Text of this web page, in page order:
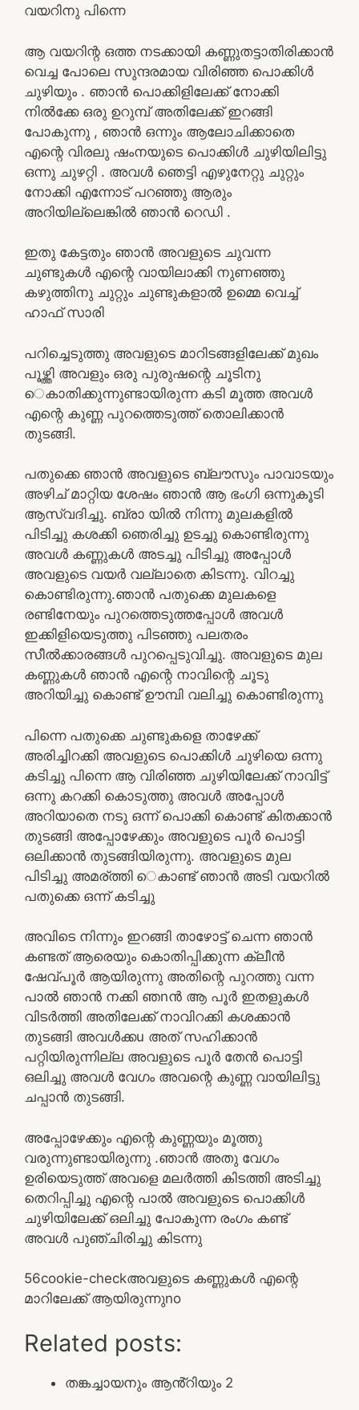
വയറിനു പിന്നെ
ആ വയറിന്റ ഒത്ത നടക്കായി കണ്ണുതട്ടാതിരിക്കാൻ
വെച്ച പോലെ സുന്ദരമായ വിരിഞ്ഞ പൊക്കിൾ
ചുഴിയും . ഞാൻ പൊക്കിളിലേക്ക് നോക്കി
നിൽക്കേ ഒരു ഉറുമ്പ് അതിലേക്ക് ഇറങ്ങി
പോകുന്നു , ഞാൻ ഒന്നും ആലോചിക്കാതെ
എന്റെ വിരലു ഷംനയുടെ പൊക്കിൾ ചുഴിയിലിട്ടു
ഒന്നു ചുഴറ്റി . അവൾ ഞെട്ടി എഴുനേറ്റു ചുറ്റും
നോക്കി എന്നോട് പറഞ്ഞു ആരും
അറിയില്ലെങ്കിൽ ഞാൻ റെഡി .
ഇതു കേട്ടതും ഞാൻ അവളുടെ ചുവന്ന
ചുണ്ടുകൾ എന്റെ വായിലാക്കി നുണഞ്ഞു
കഴുത്തിനു ചുറ്റും ചുണ്ടുകളാൽ ഉമ്മെ വെച്ച്
ഹാഫ് സാരി
പറിച്ചെടുത്തു അവളുടെ മാറിടങ്ങളിലേക്ക് മുഖം
പൂഴ്ത്തി അവളും ഒരു പുരുഷന്റെ ചൂടിനു
െകാതിക്കുന്നുണ്ടായിരുന്ന കടി മൂത്ത അവൾ
എന്റെ കുണ്ണ പുറത്തെടുത്ത് തൊലിക്കാൻ
തുടങ്ങി.
പതുക്കെ ഞാൻ അവളുടെ ബ്ലൗസും പാവാടയും
അഴിച് മാറ്റിയ ശേഷം ഞാൻ ആ ഭംഗി ഒന്നുകൂടി
ആസ്വദിച്ചു. ബ്രാ യിൽ നിന്നു മുലകളിൽ
പിടിച്ചു കശക്കി ഞെരിച്ചു ഉടച്ചു കൊണ്ടിരുന്നു
അവൾ കണ്ണുകൾ അടച്ചു പിടിച്ചു അപ്പോൾ
അവളുടെ വയർ വല്ലാതെ കിടന്നു. വിറച്ചു
കൊണ്ടിരുന്നു.ഞാൻ പതുക്കെ മുലകളെ
രണ്ടിനേയും പുറത്തെടുത്തപ്പോൾ അവൾ
ഇക്കിളിയെടുത്തു പിടഞ്ഞു പലതരം
സീൽക്കാരങ്ങൾ പുറപ്പെടുവിച്ചു. അവളുടെ മുല
കണ്ണുകൾ ഞാൻ എന്റെ നാവിന്റെ ചൂടു
അറിയിച്ചു കൊണ്ട് ഊമ്പി വലിച്ചു കൊണ്ടിരുന്നു
പിന്നെ പതുക്കെ ചുണ്ടുകളെ താഴേക്ക്
അരിച്ചിറക്കി അവളുടെ പൊക്കിൾ ചുഴിയെ ഒന്നു
കടിച്ചു പിന്നെ ആ വിരിഞ്ഞ ചുഴിയിലേക്ക് നാവിട്ട്
ഒന്നു കറക്കി കൊടുത്തു അവൾ അപ്പോൾ
അറിയാതെ നടു ഒന്ന് പൊക്കി കൊണ്ട് കിതക്കാൻ
തുടങ്ങി അപ്പോഴേക്കും അവളുടെ പൂർ പൊട്ടി
ഒലിക്കാൻ തുടങ്ങിയിരുന്നു. അവളുടെ മുല
പിടിച്ചു അമര്ത്തി െകാണ്ട് ഞാൻ അടി വയറിൽ
പതുക്കെ ഒന്ന് കടിച്ചു
അവിടെ നിന്നും ഇറങ്ങി താഴോട്ട് ചെന്ന ഞാൻ
കണ്ടത് ആരെയും കൊതിപ്പിക്കുന്ന ക്ലീൻ
ഷേവ്പൂർ ആയിരുന്നു അതിന്റെ പുറത്തു വന്ന
പാൽ ഞാൻ നക്കി ഞnൻ ആ പൂർ ഇതളുകൾ
വിടർത്തി അതിലേക്ക് നാവിറക്കി കശക്കാൻ
തുടങ്ങി അവൾക്കu അത് സഹിക്കാൻ
പറ്റിയിരുന്നില്ല അവളുടെ പൂർ തേൻ പൊട്ടി
ഒലിച്ചു അവൾ വേഗം അവന്റെ കുണ്ണ വായിലിട്ടു
ചപ്പാൻ തുടങ്ങി.
അപ്പോഴേക്കും എന്റെ കുണ്ണയും മൂത്തു
വരുന്നുണ്ടായിരുന്നു .ഞാൻ അതു വേഗം
ഉരിയെടുത്ത് അവളെ മലർത്തി കിടത്തി അടിച്ചു
തെറിപ്പിച്ചു എന്റെ പാൽ അവളുടെ പൊക്കിൾ
ചുഴിയിലേക്ക് ഒലിച്ചു പോകുന്ന രംഗം കണ്ട്
അവൾ പുഞ്ചിരിച്ചു കിടന്നു
56cookie-checkഅവളുടെ കണ്ണുകൾ എന്റെ
മാറിലേക്ക് ആയിരുന്നുno
Related posts:
തങ്കച്ചായനും ആൻ്റിയും 2